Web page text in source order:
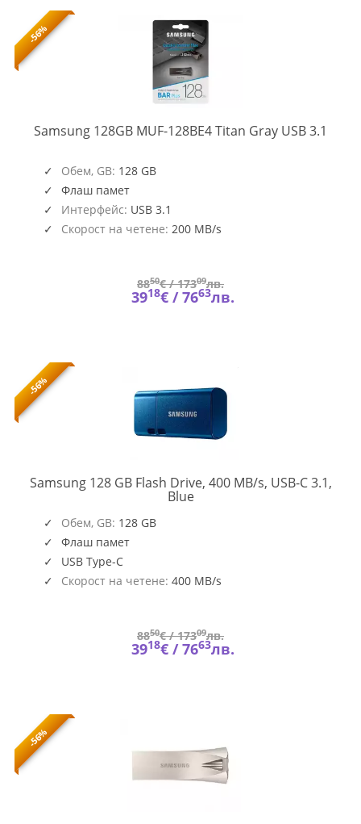
-56%
Samsung 128GB MUF-128BE4 Titan Gray USB 3.1
Обем, GB: 128 GB
Флаш памет
Интерфейс: USB 3.1
Скорост на четене: 200 MB/s
8850€ /17309лв.
3918€ /7663лв.
-56%
Samsung 128 GB Flash Drive, 400 MB/s, USB-C 3.1,
BlueMUF-
Обем, GB: 128 GB
Флаш памет
USB Type-C
Скорост на четене: 400 MB/s
8850€ /17309лв.
3918€ /7663лв.
-56%